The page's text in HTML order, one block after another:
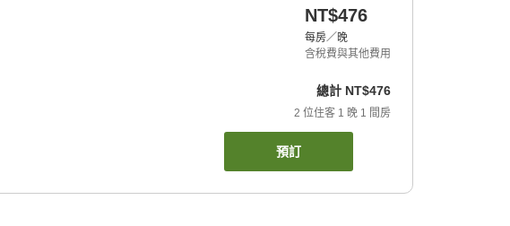
NT$476
每房／晚
含稅費與其他費用
總計 NT$476
2 位住客 1 晚 1 間房
預訂